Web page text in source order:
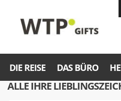
DIE REISE DAS BÜRO
ALLE IHRE